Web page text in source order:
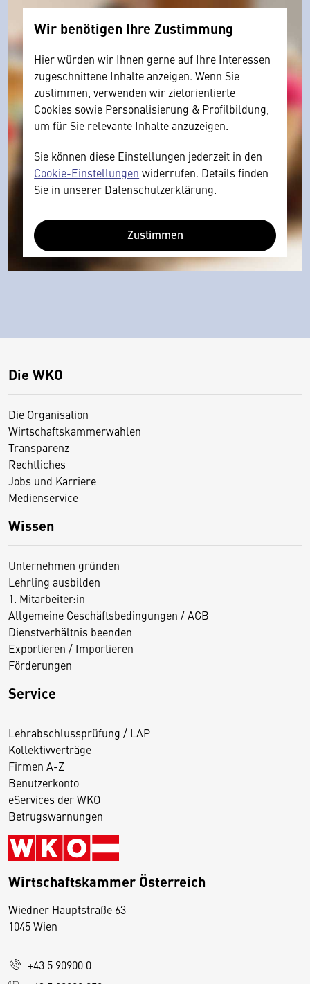
Wir benötigen Ihre Zustimmung
Hier würden wir Ihnen gerne auf Ihre Interessen
zugeschnittene Inhalte anzeigen. Wenn Sie
zustimmen, verwenden wir zielorientierte
Cookies sowie Personalisierung & Profilbildung,
um für Sie relevante Inhalte anzuzeigen.
Sie können diese Einstellungen jederzeit in den
Cookie-Einstellungen widerrufen. Details finden
Sie in unserer Datenschutzerklärung.
Zustimmen
Die WKO
Die Organisation
Wirtschaftskammerwahlen
Transparenz
Rechtliches
Jobs und Karriere
Medienservice
Wissen
Unternehmen gründen
Lehrling ausbilden
1. Mitarbeiter:in
Allgemeine Geschäftsbedingungen / AGB
Dienstverhältnis beenden
Exportieren / Importieren
Förderungen
Service
Lehrabschlussprüfung / LAP
Kollektivverträge
Firmen A-Z
Benutzerkonto
eServices der WKO
Betrugswarnungen
Wirtschaftskammer Österreich
Wiedner Hauptstraße 63
1045 Wien
+43 5 90900 0
D
s